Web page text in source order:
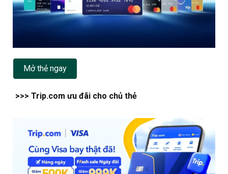
Mở thẻ ngay
>>> Trip.com ưu đãi cho chủ thẻ